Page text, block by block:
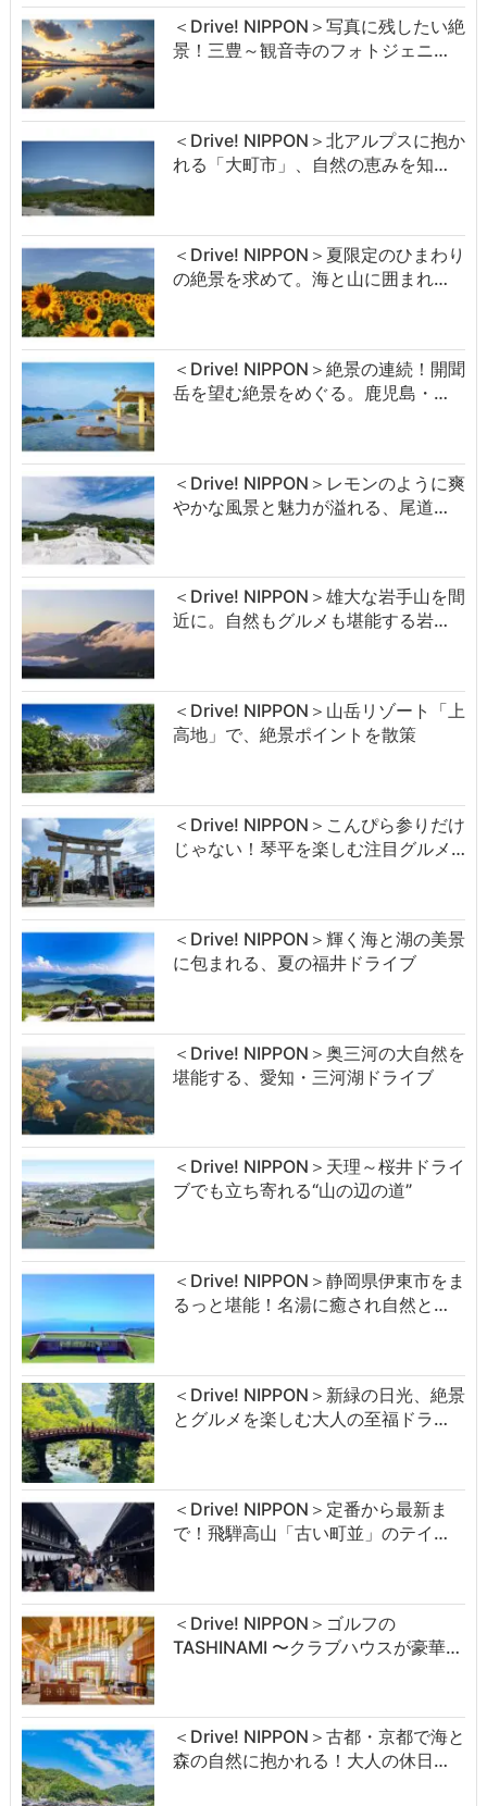
＜Drive! NIPPON＞写真に残したい絶
景！三豊～観音寺のフォトジェニ…
＜Drive! NIPPON＞北アルプスに抱か
れる「大町市」、自然の恵みを知…
＜Drive! NIPPON＞夏限定のひまわり
の絶景を求めて。海と山に囲まれ…
＜Drive! NIPPON＞絶景の連続！開聞
岳を望む絶景をめぐる。鹿児島・…
＜Drive! NIPPON＞レモンのように爽
やかな風景と魅力が溢れる、尾道…
＜Drive! NIPPON＞雄大な岩手山を間
近に。自然もグルメも堪能する岩…
＜Drive! NIPPON＞山岳リゾート「上
高地」で、絶景ポイントを散策
＜Drive! NIPPON＞こんぴら参りだけ
じゃない！琴平を楽しむ注目グルメ…
＜Drive! NIPPON＞輝く海と湖の美景
に包まれる、夏の福井ドライブ
＜Drive! NIPPON＞奥三河の大自然を
堪能する、愛知・三河湖ドライブ
＜Drive! NIPPON＞天理～桜井ドライ
ブでも立ち寄れる“山の辺の道”
＜Drive! NIPPON＞静岡県伊東市をま
るっと堪能！名湯に癒され自然と…
＜Drive! NIPPON＞新緑の日光、絶景
とグルメを楽しむ大人の至福ドラ…
＜Drive! NIPPON＞定番から最新ま
で！飛騨高山「古い町並」のテイ…
＜Drive! NIPPON＞ゴルフの
TASHINAMI 〜クラブハウスが豪華…
＜Drive! NIPPON＞古都・京都で海と
森の自然に抱かれる！大人の休日…